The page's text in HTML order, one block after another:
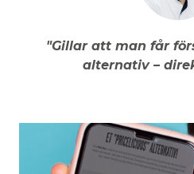
"Gillar att man får
alternativ –